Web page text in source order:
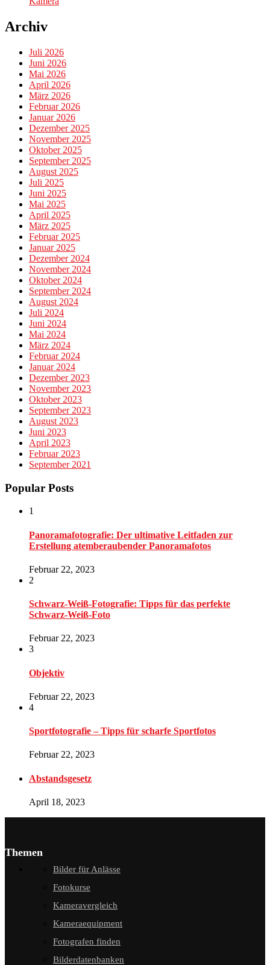
Archiv
Juli 2026
Juni 2026
Mai 2026
April 2026
März 2026
Februar 2026
Januar 2026
Dezember 2025
November 2025
Oktober 2025
September 2025
August 2025
Juli 2025
Juni 2025
Mai 2025
April 2025
März 2025
Februar 2025
Januar 2025
Dezember 2024
November 2024
Oktober 2024
September 2024
August 2024
Juli 2024
Juni 2024
Mai 2024
März 2024
Februar 2024
Januar 2024
Dezember 2023
November 2023
Oktober 2023
September 2023
August 2023
Juni 2023
April 2023
Februar 2023
September 2021
Popular Posts
1
Panoramafotografie: Der ultimative Leitfaden zur
Erstellung atemberaubender Panoramafotos
Februar 22, 2023
2
Schwarz-Weiß-Fotografie: Tipps für das perfekte
Schwarz-Weiß-Foto
Februar 22, 2023
3
Objektiv
Februar 22, 2023
4
Sportfotografie – Tipps für scharfe Sportfotos
Februar 22, 2023
Abstandsgesetz
April 18, 2023
Themen
Bilder für Anlässe
Fotokurse
Kameravergleich
Kameraequipment
Fotografen finden
Bilderdatenbanken